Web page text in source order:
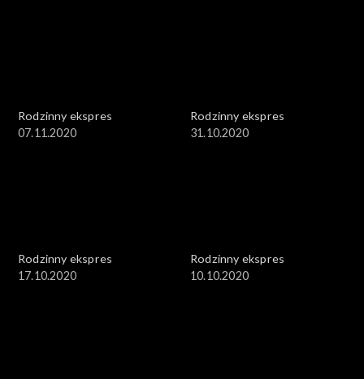
Rodzinny ekspres
07.11.2020
Rodzinny ekspres
31.10.2020
Rodzinny ekspres
17.10.2020
Rodzinny ekspres
10.10.2020